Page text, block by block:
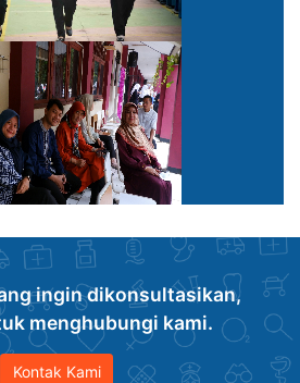
ingin dikonsultasikan,
menghubungi kami.
Kontak Kami